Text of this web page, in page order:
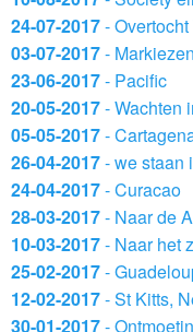
24-07-2017-
03-07-2017- Markiezen
23-06-2017- Pacific
20-05-2017- Wachten
05-05-2017-
26-04-2017- we staan
24-04-2017- Curacao
28-03-2017- Naar de
10-03-2017- Naar het
25-02-2017-
12-02-2017- St Kitts,
30-01-2017-